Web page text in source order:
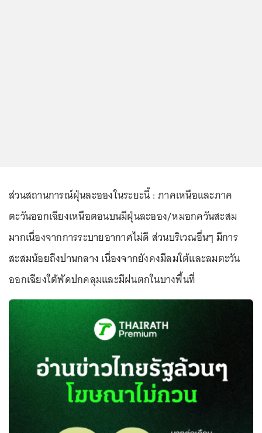
ส่วนสถานการณ์ฝุ่นละอองในระยะนี้ : ภาคเหนือและภาค
ตะวันออกเฉียงเหนือตอนบนมีฝุ่นละออง/หมอกควันสะสม
มากเนื่องจากการระบายอากาศไม่ดี ส่วนบริเวณอื่นๆ มีการ
สะสมน้อยถึงปานกลาง เนื่องจากยังคงมีลมใต้และลมตะวัน
ออกเฉียงใต้พัดปกคลุมและมีฝนตกในบางพื้นที่